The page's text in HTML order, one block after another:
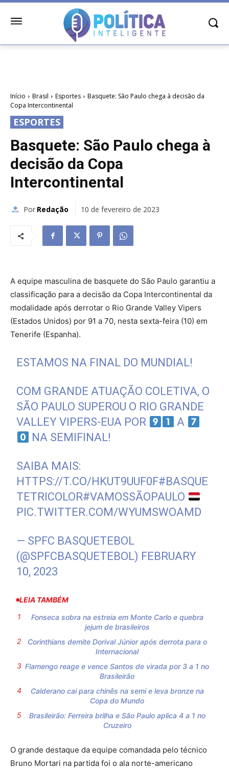
Início Brasil Esportes
Basquete: São Paulo chega à decisão da
Copa Intercontinental
ESPORTES
Basquete: São Paulo chega à
decisão da Copa
Intercontinental
Por Redação 10 de fevereiro de 2023
A equipe masculina de basquete do São Paulo garantiu a
classificação para a decisão da Copa Intercontinental da
modalidade após derrotar o Rio Grande Valley Vipers
(Estados Unidos) por 91 a 70, nesta sexta-feira (10) em
Tenerife (Espanha).
ESTAMOS NA FINAL DO MUNDIAL!
COM GRANDE ATUAÇÃO COLETIVA, O
SÃO PAULO SUPEROU O RIO GRANDE
VALLEY VIPERS-EUA POR
A
NA SEMIFINAL!
SAIBA MAIS:
HTTPS://T.CO/HKUT9UUF0F#BASQUE
TETRICOLOR#VAMOSSÃOPAULO
PIC.TWITTER.COM/WYUMSWOAMD
— SPFC BASQUETEBOL
(@SPFCBASQUETEBOL) FEBRUARY
10, 2023
LEIA TAMBÉM
Fonseca sobra na estreia em Monte Carlo e quebra
jejum de brasileiros
Corinthians demite Dorival Júnior após derrota para o
Internacional
Flamengo reage e vence Santos de virada por 3 a 1 no
Brasileirão
Calderano cai para chinês na semi e leva bronze na
Copa do Mundo
Brasileirão: Ferreira brilha e São Paulo aplica 4 a 1 no
Cruzeiro
O grande destaque da equipe comandada pelo técnico
Bruno Mortari na partida foi o ala norte-americano